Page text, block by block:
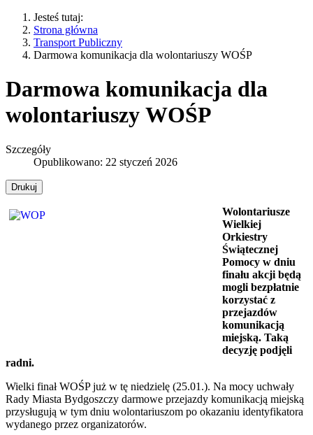
Jesteś tutaj:
Strona główna
Transport Publiczny
Darmowa komunikacja dla wolontariuszy WOŚP
Darmowa komunikacja dla
wolontariuszy WOŚP
Szczegóły
Opublikowano: 22 styczeń 2026
Drukuj
Wolontariusze
Wielkiej
Orkiestry
Świątecznej
Pomocy w dniu
finału akcji będą
mogli bezpłatnie
korzystać z
przejazdów
komunikacją
miejską. Taką
decyzję podjęli
radni.
Wielki finał WOŚP już w tę niedzielę (25.01.). Na mocy uchwały
Rady Miasta Bydgoszczy darmowe przejazdy komunikacją miejską
przysługują w tym dniu wolontariuszom po okazaniu identyfikatora
wydanego przez organizatorów.